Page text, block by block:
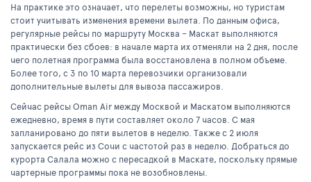
На практике это означает, что перелеты возможны, но туристам
стоит учитывать изменения времени вылета. По данным офиса,
регулярные рейсы по маршруту Москва – Маскат выполняются
практически без сбоев: в начале марта их отменяли на 2 дня, после
чего полетная программа была восстановлена в полном объеме.
Более того, с 3 по 10 марта перевозчики организовали
дополнительные вылеты для вывоза пассажиров.
Сейчас рейсы Oman Air между Москвой и Маскатом выполняются
ежедневно, время в пути составляет около 7 часов. С мая
запланировано до пяти вылетов в неделю. Также с 2 июля
запускается рейс из Сочи с частотой раз в неделю. Добраться до
курорта Салала можно с пересадкой в Маскате, поскольку прямые
чартерные программы пока не возобновлены.